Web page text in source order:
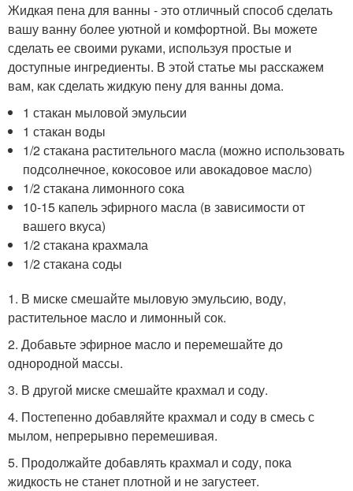
Жидкая пена для ванны - это отличный способ сделать
вашу ванну более уютной и комфортной. Вы можете
сделать ее своими руками, используя простые и
доступные ингредиенты. В этой статье мы расскажем
вам, как сделать жидкую пену для ванны дома.
1 стакан мыловой эмульсии
1 стакан воды
1/2 стакана растительного масла (можно использовать
подсолнечное, кокосовое или авокадовое масло)
1/2 стакана лимонного сока
10-15 капель эфирного масла (в зависимости от
вашего вкуса)
1/2 стакана крахмала
1/2 стакана соды
1. В миске смешайте мыловую эмульсию, воду,
растительное масло и лимонный сок.
2. Добавьте эфирное масло и перемешайте до
однородной массы.
3. В другой миске смешайте крахмал и соду.
4. Постепенно добавляйте крахмал и соду в смесь с
мылом, непрерывно перемешивая.
5. Продолжайте добавлять крахмал и соду, пока
жидкость не станет плотной и не загустеет.